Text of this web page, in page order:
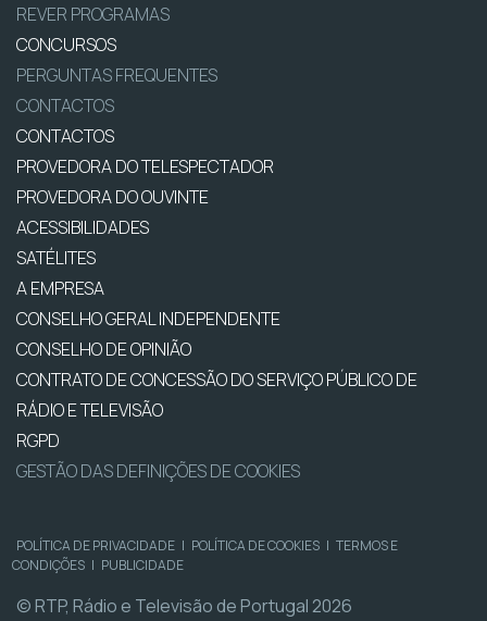
REVER PROGRAMAS
CONCURSOS
PERGUNTAS FREQUENTES
CONTACTOS
CONTACTOS
PROVEDORA DO TELESPECTADOR
PROVEDORA DO OUVINTE
ACESSIBILIDADES
SATÉLITES
A EMPRESA
CONSELHO GERAL INDEPENDENTE
CONSELHO DE OPINIÃO
CONTRATO DE CONCESSÃO DO SERVIÇO PÚBLICO DE
RÁDIO E TELEVISÃO
RGPD
GESTÃO DAS DEFINIÇÕES DE COOKIES
POLÍTICA DE PRIVACIDADE | POLÍTICA DE COOKIES | TERMOS E
CONDIÇÕES | PUBLICIDADE
© RTP, Rádio e Televisão de Portugal 2026